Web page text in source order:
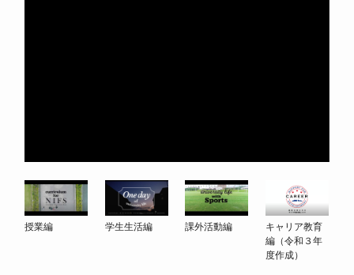
授業編 学生生活編 課外活動編
キャリア教育
編（令和３年
度作成）